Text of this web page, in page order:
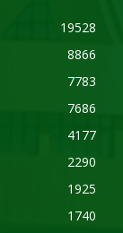
19528
8866
7783
7686
4177
2290
1925
1740